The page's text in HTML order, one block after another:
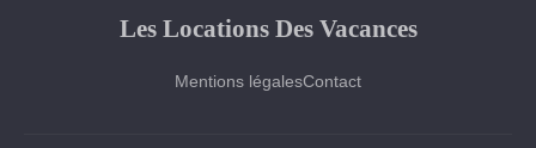
Les Locations Des Vacances
Mentions légalesContact